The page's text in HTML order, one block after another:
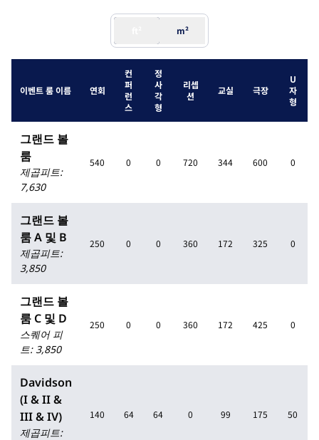
m²
이벤트 룸 이름 연회
컨
퍼
런
스
정
사
각
형
리셉
션
교실 극장
U
자
형
그랜드 볼
룸
제곱피트:
7,630
540 0 0 720 344 600 0
그랜드 볼
룸 A 및 B
제곱피트:
3,850
250 0 0 360 172 325 0
그랜드 볼
룸 C 및 D
스퀘어 피
트: 3,850
250 0 0 360 172 425 0
Davidson
(I & II &
III & IV)
제곱피트:
140 64 64 0 99 175 50